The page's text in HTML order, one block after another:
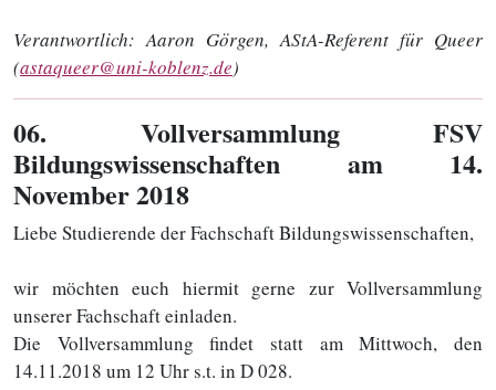
Verantwortlich: Aaron Görgen, AStA-Referent für Queer
(astaqueer@uni-koblenz.de)
06. Vollversammlung FSV
Bildungswissenschaften am 14.
November 2018
Liebe Studierende der Fachschaft Bildungswissenschaften,
wir möchten euch hiermit gerne zur Vollversammlung
unserer Fachschaft einladen.
Die Vollversammlung findet statt am Mittwoch, den
14.11.2018 um 12 Uhr s.t. in D 028.